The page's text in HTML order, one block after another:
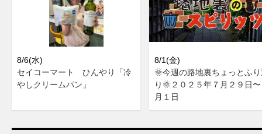
8/6(水)
セイコーマート ひんやり「冷
やしクリームパン」
8/1(金)
🌞今週の路地裏ちょっとふ
り🌞２０２５年７月２９日
月１日